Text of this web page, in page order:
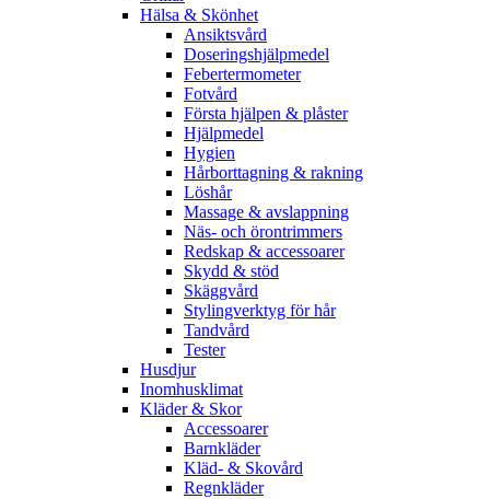
Hälsa & Skönhet
Ansiktsvård
Doseringshjälpmedel
Febertermometer
Fotvård
Första hjälpen & plåster
Hjälpmedel
Hygien
Hårborttagning & rakning
Löshår
Massage & avslappning
Näs- och örontrimmers
Redskap & accessoarer
Skydd & stöd
Skäggvård
Stylingverktyg för hår
Tandvård
Tester
Husdjur
Inomhusklimat
Kläder & Skor
Accessoarer
Barnkläder
Kläd- & Skovård
Regnkläder